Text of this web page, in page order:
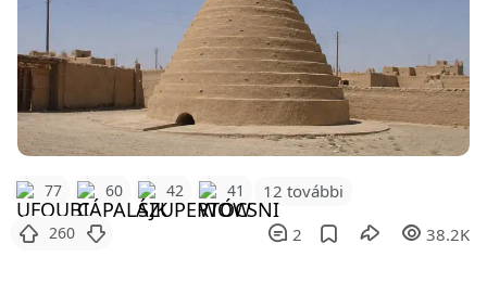
77 60 42 41 12 további
260 2 38.2K